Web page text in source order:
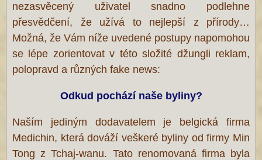
nezasvěcený uživatel snadno podlehne
přesvědčení, že užívá to nejlepší z přírody…
Možná, že Vám níže uvedené postupy napomohou
se lépe zorientovat v této složité džungli reklam,
polopravd a různých fake news:
Odkud pochází naše byliny?
Naším jediným dodavatelem je belgická firma
Medichin, která dováží veškeré byliny od firmy Min
Tong z Tchaj-wanu. Tato renomovaná firma byla